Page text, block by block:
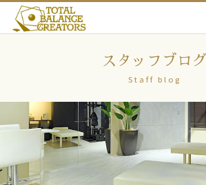
スタッフブログ
Staff blog